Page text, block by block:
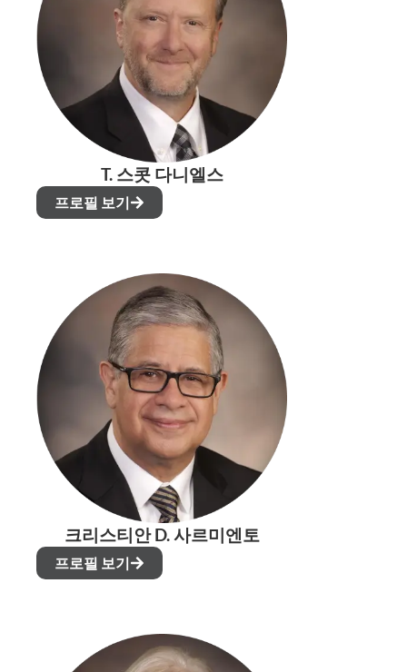
T. 스콧 다니엘스
프로필 보기
크리스티안 D. 사르미엔토
프로필 보기